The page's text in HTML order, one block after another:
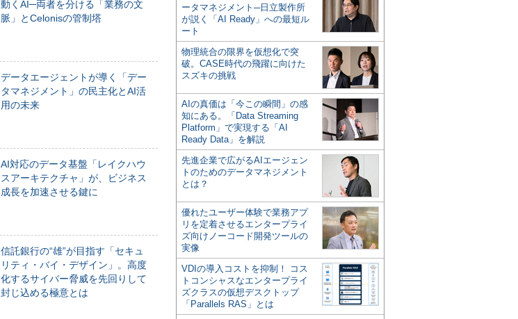
動くAI─両者を分ける「業務の文
脈」とCelonisの管制塔
データエージェントが導く「デー
タマネジメント」の民主化とAI活
用の未来
AI対応のデータ基盤「レイクハウ
スアーキテクチャ」が、ビジネス
成長を加速させる鍵に
信託銀行の“雄”が目指す「セキュ
リティ・バイ・デザイン」。高度
化するサイバー脅威を先回りして
封じ込める極意とは
ータマネジメント─日立製作所
が説く「AI Ready」への最短ル
ート
物理統合の限界を仮想化で突
破。CASE時代の飛躍に向けた
スズキの挑戦
AIの真価は「今この瞬間」の感
知にある。「Data Streaming
Platform」で実現する「AI
Ready Data」を解説
先進企業で広がるAIエージェン
トのためのデータマネジメント
とは？
優れたユーザー体験で業務アプ
リを定着させるエンタープライ
ズ向けノーコード開発ツールの
実像
VDIの導入コストを抑制！ コス
トコンシャスなエンタープライ
ズクラスの仮想デスクトップ
「Parallels RAS」とは